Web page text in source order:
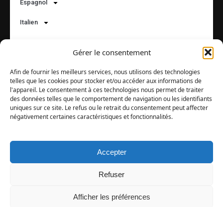
Gérer le consentement
Afin de fournir les meilleurs services, nous utilisons des technologies
telles que les cookies pour stocker et/ou accéder aux informations de
l'appareil. Le consentement à ces technologies nous permet de traiter
des données telles que le comportement de navigation ou les identifiants
uniques sur ce site. Le refus ou le retrait du consentement peut affecter
négativement certaines caractéristiques et fonctionnalités.
Accepter
Refuser
Afficher les préférences
Espagnol
Italien
Langues
Audioacademy
Družební 255/72, 725 26 Krásné Pole | email:
61951404 | Administrateur:Timesoft.cz